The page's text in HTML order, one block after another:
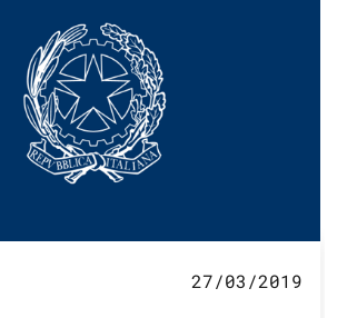
27/03/2019